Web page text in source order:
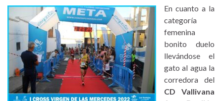
En cuanto a la
categoría
femenina
bonito duelo
llevándose el
gato al agua la
corredora del
CD Vallivana